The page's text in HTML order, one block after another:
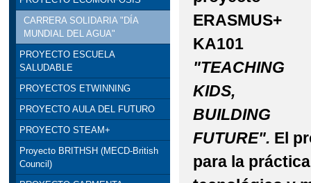
CARRERA SOLIDARIA "DÍA
MUNDIAL DEL AGUA"
PROYECTO ESCUELA
SALUDABLE
PROYECTOS ETWINNING
PROYECTO AULA DEL FUTURO
PROYECTO STEAM+
Proyecto BRITHSH (MECD-British
Council)
ERASMUS+
KA101
"TEACHING
KIDS,
BUILDING
FUTURE". El
para la